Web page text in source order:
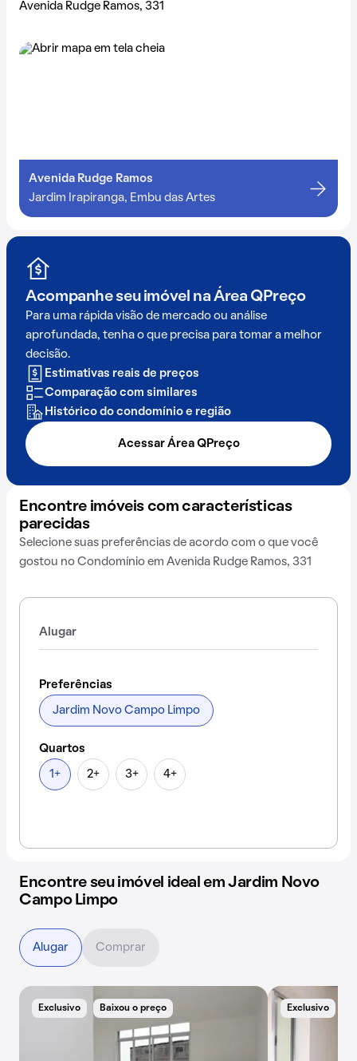
Avenida Rudge Ramos, 331
Avenida Rudge Ramos
Jardim Irapiranga, Embu das Artes
Acompanhe seu imóvel na Área QPreço
Para uma rápida visão de mercado ou análise
aprofundada, tenha o que precisa para tomar a melhor
decisão.
Estimativas reais de preços
Comparação com similares
Histórico do condomínio e região
Acessar Área QPreço
Encontre imóveis com características
parecidas
Selecione suas preferências de acordo com o que você
gostou no Condomínio em Avenida Rudge Ramos, 331
Alugar
Preferências
Jardim Novo Campo Limpo
Quartos
1+ 2+ 3+ 4+
Encontre seu imóvel ideal em Jardim Novo
Campo Limpo
Exclusivo Baixou o preço Exclusivo
Alugar Comprar